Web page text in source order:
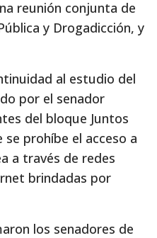
reunión conjunta de
y Drogadicción, y
al estudio del
por el senador
del bloque Juntos
prohíbe el acceso a
a través de redes
brindadas por
los senadores de